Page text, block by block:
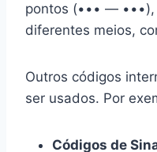
pontos (••• —
diferentes meios,
Outros códigos
ser usados. Por
Códigos de